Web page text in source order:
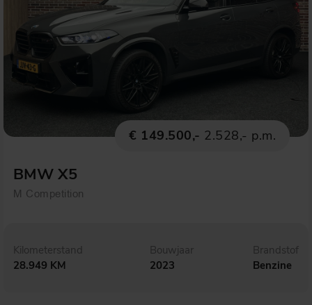
€ 149.500,- 2.528,- p.m.
BMW X5
M Competition
Kilometerstand
28.949 KM
Bouwjaar
2023
Brandstof
Benzine